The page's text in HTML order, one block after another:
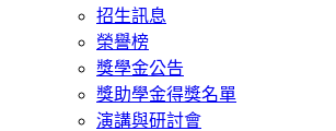
招生訊息
榮譽榜
獎學金公告
獎助學金得獎名單
演講與研討會